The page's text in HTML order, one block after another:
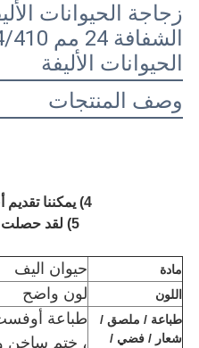
زجاجة الحيوانات
الحيوانات الأليفة
وصف المنتجات
4) يمكننا تقديم أي حجم العنق ، أي وزن ، أي لون
5) لقد حصلت منتجاتنا على شهادة QS الوطنية
مادة حيوان اليف
اللون لون واضح
طباعة / ملصق /
شعار / فضي /
طباعة
، ختم ساخن